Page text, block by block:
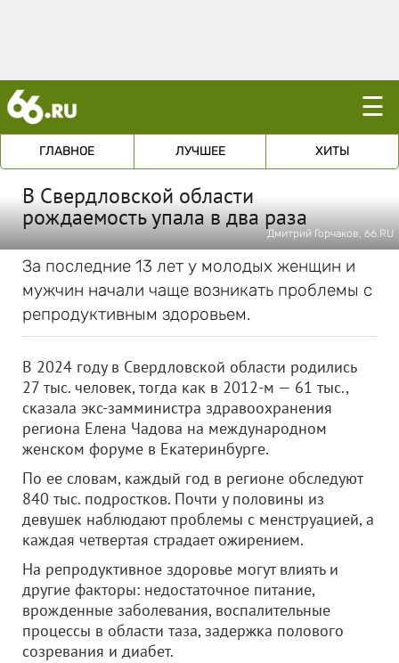
☰
ГЛАВНОЕ ЛУЧШЕЕ ХИТЫ
В Свердловской области
рождаемость упала в два раза
Дмитрий Горчаков, 66.RU
За последние 13 лет у молодых женщин и
мужчин начали чаще возникать проблемы с
репродуктивным здоровьем.
В 2024 году в Свердловской области родились
27 тыс. человек, тогда как в 2012-м — 61 тыс.,
сказала экс-замминистра здравоохранения
региона Елена Чадова на международном
женском форуме в Екатеринбурге.
По ее словам, каждый год в регионе обследуют
840 тыс. подростков. Почти у половины из
девушек наблюдают проблемы с менструацией, а
каждая четвертая страдает ожирением.
На репродуктивное здоровье могут влиять и
другие факторы: недостаточное питание,
врожденные заболевания, воспалительные
процессы в области таза, задержка полового
созревания и диабет.